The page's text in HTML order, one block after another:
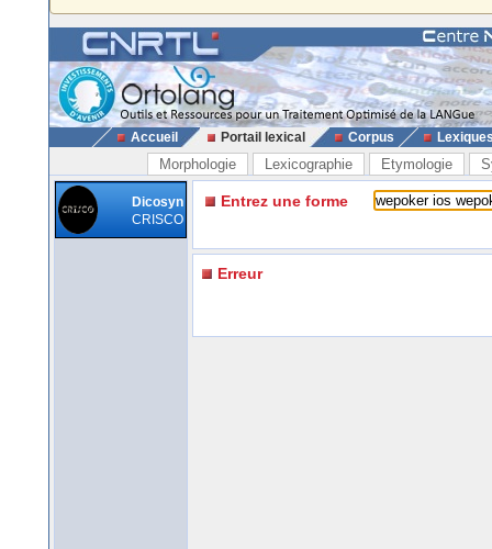
Accueil Portail lexical Corpus
Morphologie Lexicographie Etymologie
Dicosyn
CRISCO
Entrez une forme
Erreur